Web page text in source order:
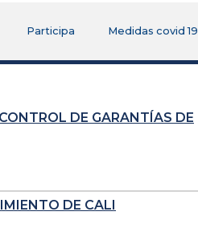
Participa Medidas covid 19
DE GARANTÍAS DE
DE CALI